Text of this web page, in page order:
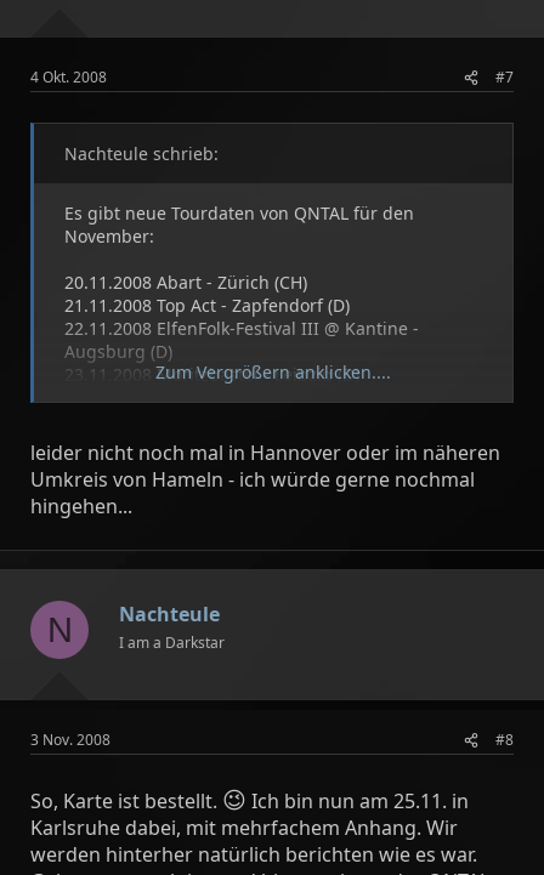
4 Okt. 2008 #7
Nachteule schrieb:
Es gibt neue Tourdaten von QNTAL für den
November:
20.11.2008 Abart - Zürich (CH)
21.11.2008 Top Act - Zapfendorf (D)
22.11.2008 ElfenFolk-Festival III @ Kantine -
Augsburg (D)
23.11.2008 Moritzbastei - Leipzig (D)
24.11.2008 Christuskirche - Bochum (D)
26.11.2008 La Locomotive - Paris (F) [w/ Faun]
27.11.2008 Tivoli - Bremen (D)
28.11.2008 K17 - Berlin (D)
29.11.2008 Osnabrück - Haus Der Jugend (D)
Support bei den Konzerten: Elane
Zum Vergrößern anklicken....
leider nicht noch mal in Hannover oder im näheren
Umkreis von Hameln - ich würde gerne nochmal
hingehen...
N Nachteule
I am a Darkstar
3 Nov. 2008 #8
So, Karte ist bestellt. 😉 Ich bin nun am 25.11. in
Karlsruhe dabei, mit mehrfachem Anhang. Wir
werden hinterher natürlich berichten wie es war.